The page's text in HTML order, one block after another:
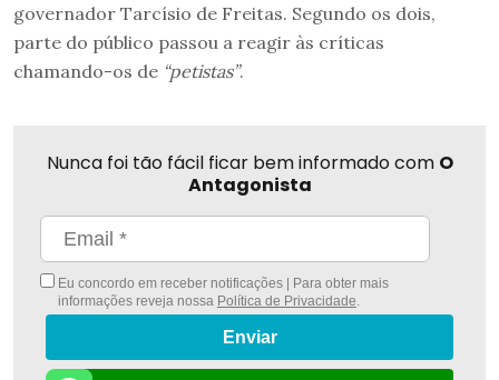
governador Tarcísio de Freitas. Segundo os dois,
parte do público passou a reagir às críticas
chamando-os de “petistas”.
Nunca foi tão fácil ficar bem informado com O
Antagonista
Eu concordo em receber notificações | Para obter mais
informações reveja nossa Política de Privacidade.
Enviar